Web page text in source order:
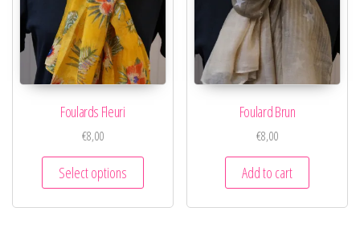
Foulards Fleuri
€8,00
Select options
Foulard Brun
€8,00
Add to cart